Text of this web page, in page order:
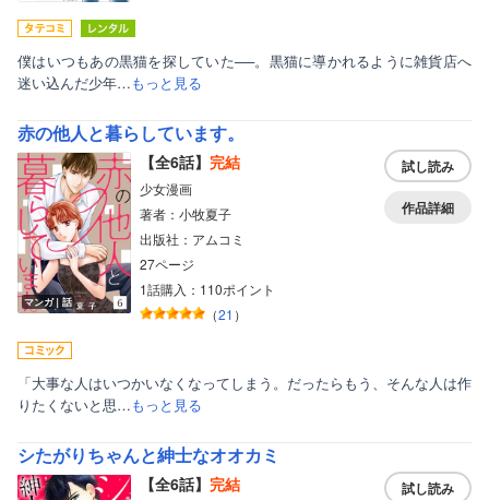
僕はいつもあの黒猫を探していた──。黒猫に導かれるように雑貨店へ
迷い込んだ少年…もっと見る
赤の他人と暮らしています。
マンガ｜話
【全6話】 完結
少女漫画
著者：小牧夏子
出版社：アムコミ
27ページ
1話購入：110ポイント
（21 ）
試し読み
作品詳細
「大事な人はいつかいなくなってしまう。だったらもう、そんな人は作
りたくないと思…もっと見る
シたがりちゃんと紳士なオオカミ
【全6話】 完結 試し読み